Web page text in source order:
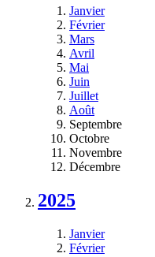
Janvier
Février
Mars
Avril
Mai
Juin
Juillet
Août
Septembre
Octobre
Novembre
Décembre
2025
Janvier
Février